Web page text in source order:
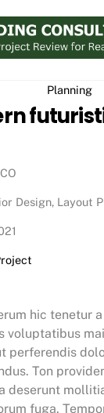
Planning
Design, Layout
hic tenetur
voluptatibus
perferendis
Ton
deserunt
fuga.